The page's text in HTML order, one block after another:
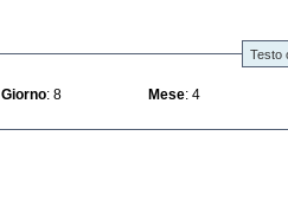
Testo
Giorno : 8 Mese : 4